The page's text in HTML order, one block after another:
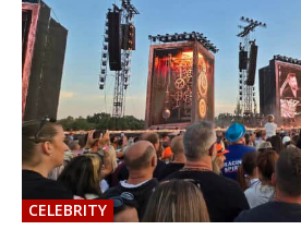
CELEBRITY